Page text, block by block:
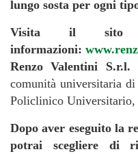
lungo sosta per ogni
Visita il sito
informazioni:
Renzo Valentini
comunità universitaria
Policlinico Universitario,
Dopo aver eseguito la
potrai scegliere di